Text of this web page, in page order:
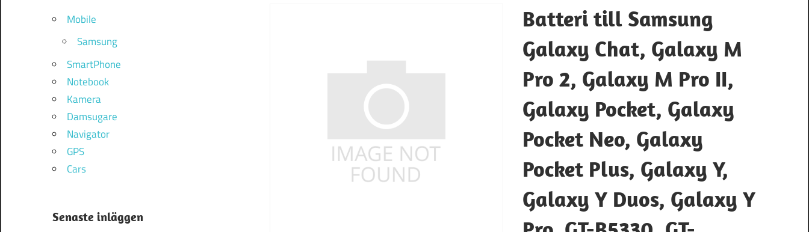
Batteri till Samsung
Galaxy Chat, Galaxy M
Pro 2, Galaxy M Pro II,
Galaxy Pocket, Galaxy
Pocket Neo, Galaxy
Pocket Plus, Galaxy Y,
Galaxy Y Duos, Galaxy Y
Mobile
Samsung
SmartPhone
Notebook
Kamera
Damsugare
Navigator
GPS
Cars
Senaste inläggen